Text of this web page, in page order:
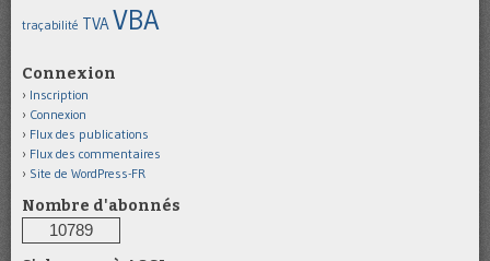
traçabilité TVA VBA
Connexion
Inscription
Connexion
Flux des publications
Flux des commentaires
Site de WordPress-FR
Nombre d'abonnés
10789